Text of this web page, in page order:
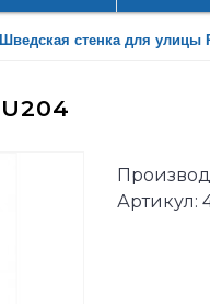
Шведская стенка для улицы
Артикул: